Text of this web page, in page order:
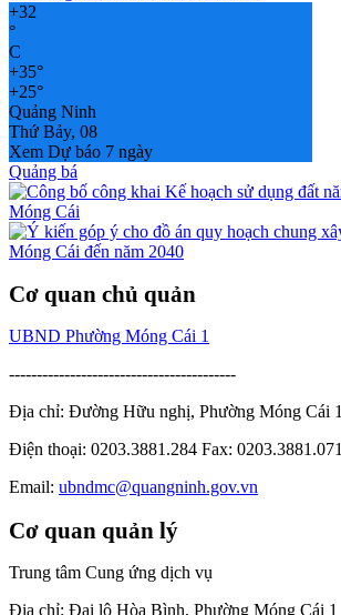
+32
°
C
+35°
+25°
Quảng Ninh
Thứ Bảy, 08
Xem Dự báo 7 ngày
Quảng bá
Cơ quan chủ quản
UBND Phường Móng Cái 1
-----------------------------------------
Địa chỉ: Đường Hữu nghị, Phường Móng Cái 1
Điện thoại: 0203.3881.284 Fax: 0203.3881.071
Email: ubndmc@quangninh.gov.vn
Cơ quan quản lý
Trung tâm Cung ứng dịch vụ
Địa chỉ: Đại lộ Hòa Bình, Phường Móng Cái 1